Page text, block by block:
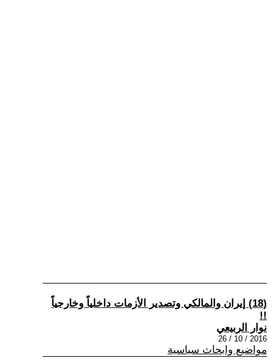
(18) إيران والمالكي وتصدير الأزمات داخلياً وخارجياً
!!
نوار الربيعي
2016 / 10 / 26
مواضيع وابحاث سياسية